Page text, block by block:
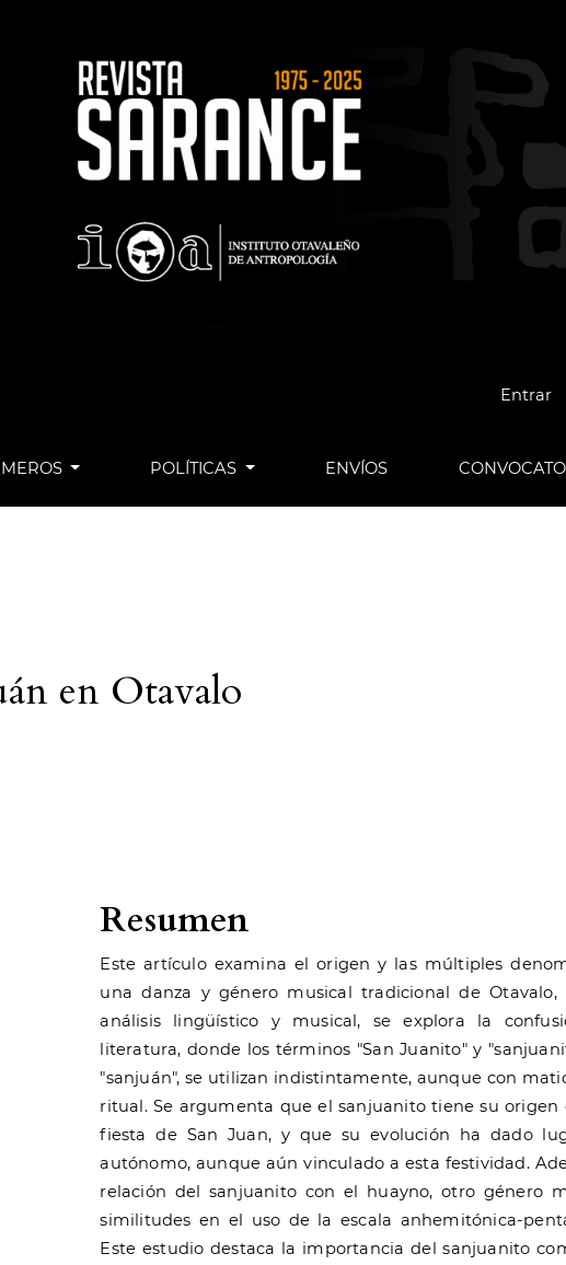
Entrar
POLÍTICAS ENVÍOS
en Otavalo
Resumen
Este artículo examina el origen y las múltiples
una danza y género musical tradicional de
análisis lingüístico y musical, se explora la
literatura, donde los términos "San Juanito" y
"sanjuán", se utilizan indistintamente, aunque con
ritual. Se argumenta que el sanjuanito tiene su origen
fiesta de San Juan, y que su evolución ha dado
autónomo, aunque aún vinculado a esta festividad.
relación del sanjuanito con el huayno, otro género
similitudes en el uso de la escala anhemitónica-
Este estudio destaca la importancia del sanjuanito